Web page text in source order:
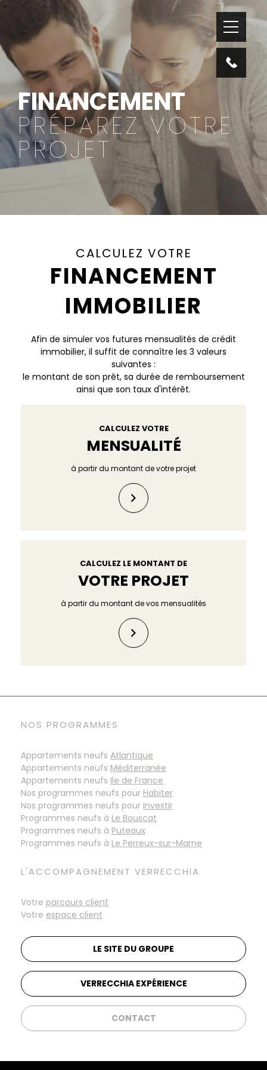
FINANCEMENT
PRÉPAREZ VOTRE
PROJET
CALCULEZ VOTRE
FINANCEMENT
IMMOBILIER
Afin de simuler vos futures mensualités de crédit
immobilier, il suffit de connaître les 3 valeurs
suivantes :
le montant de son prêt, sa durée de remboursement
ainsi que son taux d'intérêt.
CALCULEZ VOTRE
MENSUALITÉ
à partir du montant de votre projet
CALCULEZ LE MONTANT DE
VOTRE PROJET
à partir du montant de vos mensualités
NOS PROGRAMMES
Appartements neufs Atlantique
Appartements neufs Méditerranée
Appartements neufs Ile de France
Nos programmes neufs pour Habiter
Nos programmes neufs pour Investir
Programmes neufs à
Programmes neufs à
Programmes neufs à
L'ACCOMPAGNEMENT VERRECCHIA
Votre parcours client
Votre espace client
LE SITE DU GROUPE
VERRECCHIA EXPÉRIENCE
CONTACT